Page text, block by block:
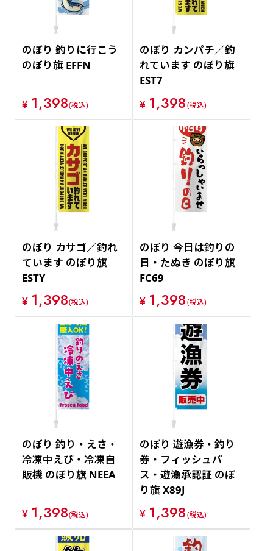
のぼり 釣りに行こう
のぼり旗 EFFN
¥ 1,398(税込)
のぼり カンパチ／釣
れています のぼり旗
EST7
¥ 1,398(税込)
のぼり カサゴ／釣れ
ています のぼり旗
ESTY
¥ 1,398(税込)
のぼり 今日は釣りの
日・たぬき のぼり旗
FC69
¥ 1,398(税込)
のぼり 釣り・えさ・
冷凍中えび・冷凍自
販機 のぼり旗 NEEA
¥ 1,398(税込)
のぼり 遊漁券・釣り
券・フィッシュパ
ス・遊漁承認証 のぼ
り旗 X89J
¥ 1,398(税込)